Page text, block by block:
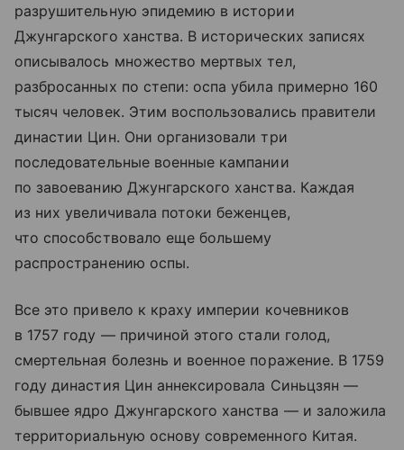
разрушительную эпидемию в истории
Джунгарского ханства. В исторических записях
описывалось множество мертвых тел,
разбросанных по степи: оспа убила примерно 160
тысяч человек. Этим воспользовались правители
династии Цин. Они организовали три
последовательные военные кампании
по завоеванию Джунгарского ханства. Каждая
из них увеличивала потоки беженцев,
что способствовало еще большему
распространению оспы.
Все это привело к краху империи кочевников
в 1757 году — причиной этого стали голод,
смертельная болезнь и военное поражение. В 1759
году династия Цин аннексировала Синьцзян —
бывшее ядро Джунгарского ханства — и заложила
территориальную основу современного Китая.